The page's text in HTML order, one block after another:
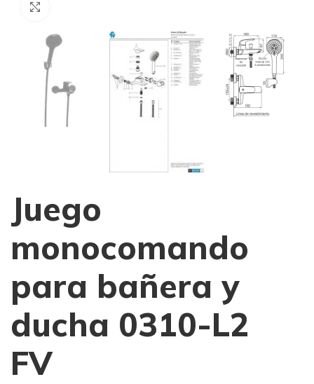
Juego
monocomando
para bañera y
ducha 0310-L2
FV